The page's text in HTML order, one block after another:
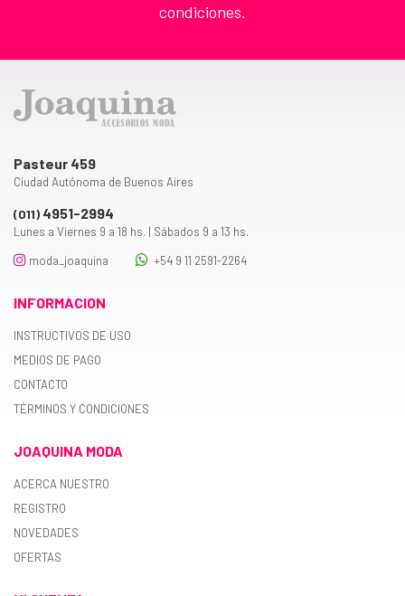
condiciones.
Pasteur 459
Ciudad Autónoma de Buenos Aires
(011) 4951-2994
Lunes a Viernes 9 a 18 hs. | Sábados 9 a 13 hs.
moda_joaquina
+54 9 11 2591-2264
INFORMACION
INSTRUCTIVOS DE USO
MEDIOS DE PAGO
CONTACTO
TÉRMINOS Y CONDICIONES
JOAQUINA MODA
ACERCA NUESTRO
REGISTRO
NOVEDADES
OFERTAS